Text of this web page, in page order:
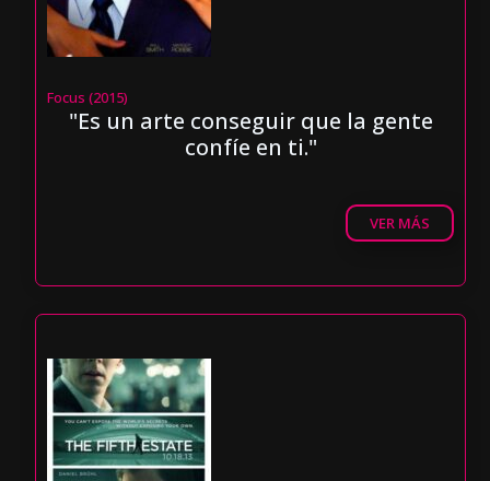
Focus (2015)
"Es un arte conseguir que la gente
confíe en ti."
VER MÁS